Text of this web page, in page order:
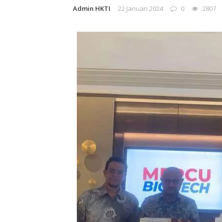
Admin HKTI 22 Januari 2024 0 2807